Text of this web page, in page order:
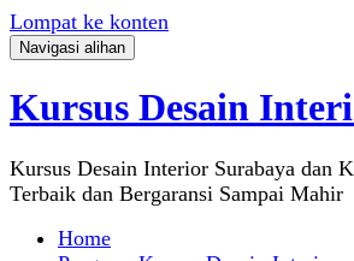
Lompat ke konten
Navigasi alihan
Kursus Desain
Kursus Desain Interior Surabaya dan
Terbaik dan Bergaransi Sampai Mahir
Home